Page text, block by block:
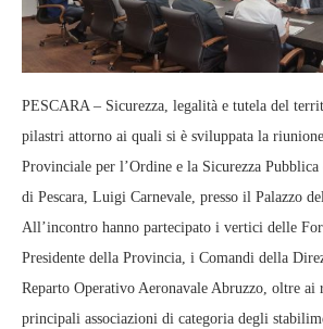
PESCARA – Sicurezza, legalità e tutela del
pilastri attorno ai quali si è sviluppata la
Provinciale per l’Ordine e la Sicurezza
di Pescara, Luigi Carnevale, presso il Palazzo
All’incontro hanno partecipato i vertici delle
Presidente della Provincia, i Comandi della
Reparto Operativo Aeronavale Abruzzo, oltre ai
principali associazioni di categoria degli